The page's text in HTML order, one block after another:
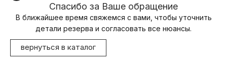
Спасибо за Ваше обращение
В ближайшее время свяжемся с вами, чтобы уточнить
детали резерва и согласовать все нюансы.
вернуться в каталог